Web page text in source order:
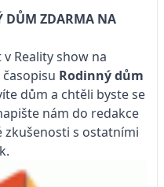
DŮM ZDARMA NA
Reality show na
Rodinný dům
dům a chtěli byste se
nám do redakce
zkušenosti s ostatními